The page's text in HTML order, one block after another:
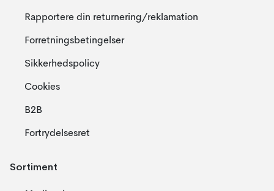
Rapportere din returnering/reklamation
Forretningsbetingelser
Sikkerhedspolicy
Cookies
B2B
Fortrydelsesret
Sortiment